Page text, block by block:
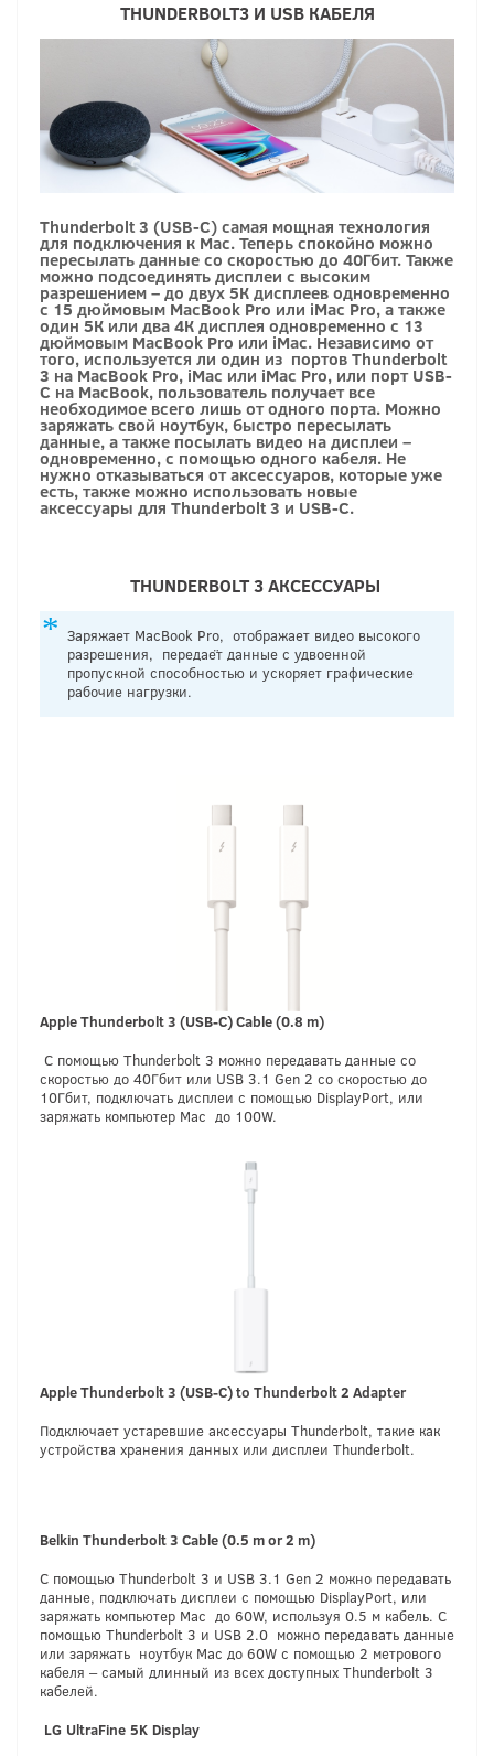
THUNDERBOLT3 И USB КАБЕЛЯ
Thunderbolt 3 (USB-C) самая мощная технология
для подключения к Mac. Теперь спокойно можно
пересылать данные со скоростью до 40Гбит. Также
можно подсоединять дисплеи с высоким
разрешением – до двух 5К дисплеев одновременно
с 15 дюймовым MacBook Pro или iMac Pro, а также
один 5К или два 4К дисплея одновременно с 13
дюймовым MacBook Pro или iMac. Независимо от
того, используется ли один из портов Thunderbolt
3 на MacBook Pro, iMac или iMac Pro, или порт USB-
C на MacBook, пользователь получает все
необходимое всего лишь от одного порта. Можно
заряжать свой ноутбук, быстро пересылать
данные, а также посылать видео на дисплеи –
одновременно, с помощью одного кабеля. Не
нужно отказываться от аксессуаров, которые уже
есть, также можно использовать новые
аксессуары для Thunderbolt 3 и USB-C.
THUNDERBOLT3 АКСЕССУАРЫ
Заряжает MacBook Pro, отображает видео высокого
разрешения, передаёт данные с удвоенной
пропускной способностью и ускоряет графические
рабочие нагрузки.
Apple Thunderbolt 3 (USB-C) Cable(0.8 m)
С помощью Thunderbolt 3 можно передавать данные со
скоростью до 40Гбит или USB 3.1 Gen 2 со скоростью до
10Гбит, подключать дисплеи с помощью DisplayPort, или
заряжать компьютер Mac до 100W.
Apple Thunderbolt 3 (USB-C) to Thunderbolt 2 Adapter
Подключает устаревшие аксессуары Thunderbolt, такие как
устройства хранения данных или дисплеи Thunderbolt.
Belkin Thunderbolt 3 Cable(0.5 m or 2 m)
С помощью Thunderbolt 3 и USB 3.1 Gen 2 можно передавать
данные, подключать дисплеи с помощью DisplayPort, или
заряжать компьютер Mac до 60W, используя 0.5 м кабель. С
помощью Thunderbolt 3 и USB 2.0 можно передавать данные
или заряжать ноутбук Mac до 60W с помощью 2 метрового
кабеля – самый длинный из всех доступных Thunderbolt 3
кабелей.
LG UltraFine 5K Display